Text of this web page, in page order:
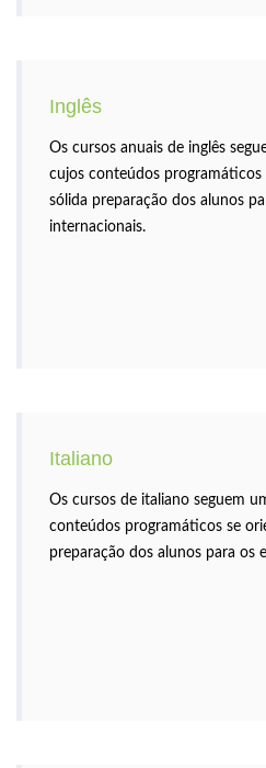
Inglês
Os cursos anuais de inglês
cujos conteúdos programáticos
sólida preparação dos alunos
internacionais.
Italiano
Os cursos de italiano seguem
conteúdos programáticos se
preparação dos alunos para os